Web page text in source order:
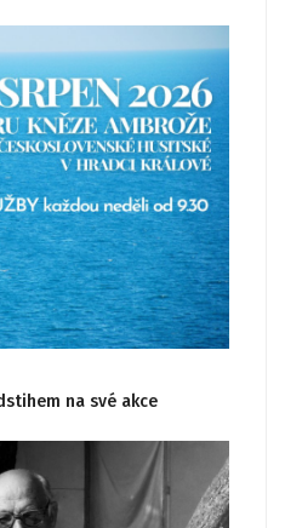
na své akce